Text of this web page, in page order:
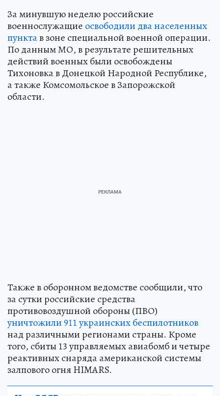
За минувшую неделю российские
военнослужащие освободили два населенных
пунктав зоне специальной военной операции.
По данным МО, в результате решительных
действий военных были освобождены
Тихоновка в Донецкой Народной Республике,
а также Комсомольское в Запорожской
области.
Также в оборонном ведомстве сообщили, что
за сутки российские средства
противовоздушной обороны (ПВО)
уничтожили 911 украинских беспилотников
над различными регионами страны. Кроме
того, сбиты 13 управляемых авиабомб и четыре
реактивных снаряда американской системы
залпового огня HIMARS.